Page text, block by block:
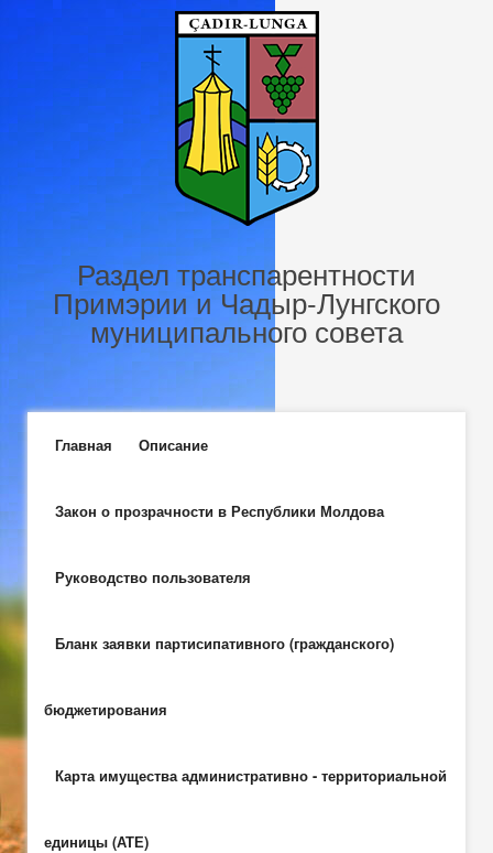
Перейти к основному содержанию
Раздел транспарентности
Примэрии и Чадыр-Лунгского
муниципального совета
Главное меню
Главная Описание
Закон о прозрачности в Республики Молдова
Руководство пользователя
Бланк заявки партисипативного (гражданского)
бюджетирования
Карта имущества административно - территориальной
единицы (АТЕ)